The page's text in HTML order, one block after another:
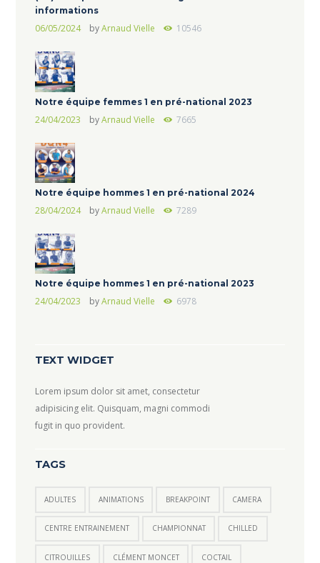
informations
06/05/2024 byArnaud Vielle 10546
Notre équipe femmes 1 en pré-national 2023
24/04/2023 byArnaud Vielle 7665
Notre équipe hommes 1 en pré-national 2024
28/04/2024 byArnaud Vielle 7289
Notre équipe hommes 1 en pré-national 2023
24/04/2023 byArnaud Vielle 6978
TEXT WIDGET
Lorem ipsum dolor sit amet, consectetur
adipisicing elit. Quisquam, magni commodi
fugit in quo provident.
TAGS
ADULTES ANIMATIONS BREAKPOINT CAMERA
CENTRE ENTRAINEMENT CHAMPIONNAT CHILLED
CITROUILLES CLÉMENT MONCET COCTAIL